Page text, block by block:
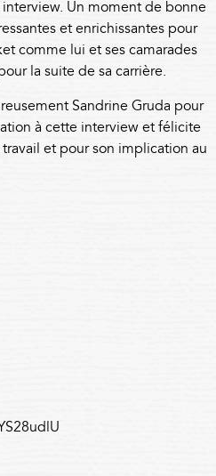
Un moment de bonne
et enrichissantes pour
comme lui et ses camarades
la suite de sa carrière.
Sandrine Gruda pour
à cette interview et félicite
et pour son implication au